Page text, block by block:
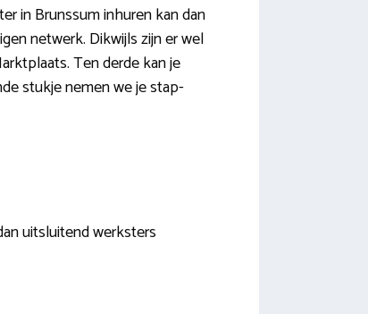
in Brunssum inhuren kan dan
netwerk. Dikwijls zijn er wel
Ten derde kan je
stukje nemen we je stap-
uitsluitend werksters